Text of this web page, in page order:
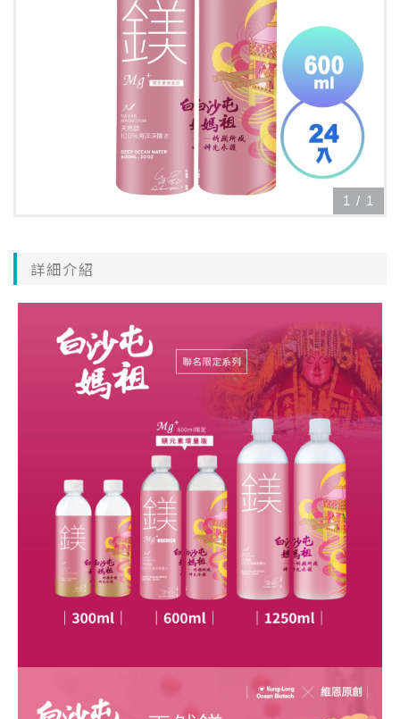
1 / 1
詳細介紹